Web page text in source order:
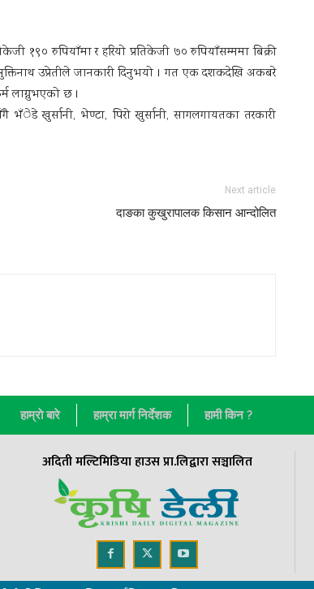
१९० रुपियाँमा र हरियो प्रतिकेजी ७० रुपियाँसम्ममा बिक्री
उप्रेतीले जानकारी दिनुभयो । गत एक दशकदेखि अकबरे
लाग्नुभएको छ ।
खुर्सानी, भेण्टा, पिरो खुर्सानी, सागलगायतका तरकारी
Next article
दाङका कुखुरापालक किसान आन्दोलित
हाम्राे बारे हाम्रा मार्ग निर्देशक हामी किन ?
अदिती मल्टिमिडिया हाउस प्रा.लिद्वारा सञ्चालित